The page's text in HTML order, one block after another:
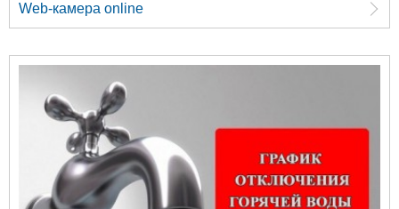
Web-камера online